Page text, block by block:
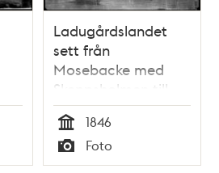
Ladugårdslandet
sett från
Mosebacke med
Skeppsholmen till
höger
Tid
1846
Typ
Foto